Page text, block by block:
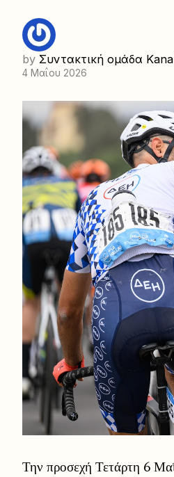
by Συντακτική ομάδα
4 Μαΐου 2026
Την προσεχή Τετάρτη 6